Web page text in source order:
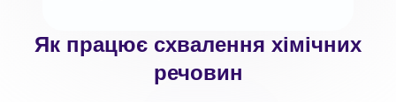
Як працює схвалення хімічних
речовин